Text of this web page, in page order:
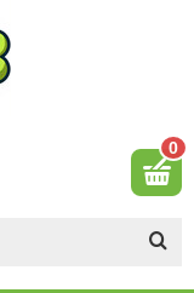
0